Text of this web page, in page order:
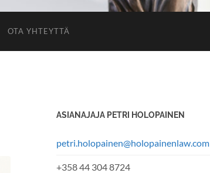
OTA YHTEYTTÄ
ASIANAJAJA PETRI HOLOPAINEN
petri.holopainen@holopainenlaw.com
+358 44 304 8724